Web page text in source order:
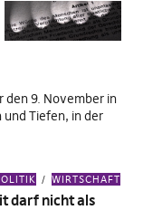
den 9. November in
Tiefen, in der
WIRTSCHAFT
darf nicht als